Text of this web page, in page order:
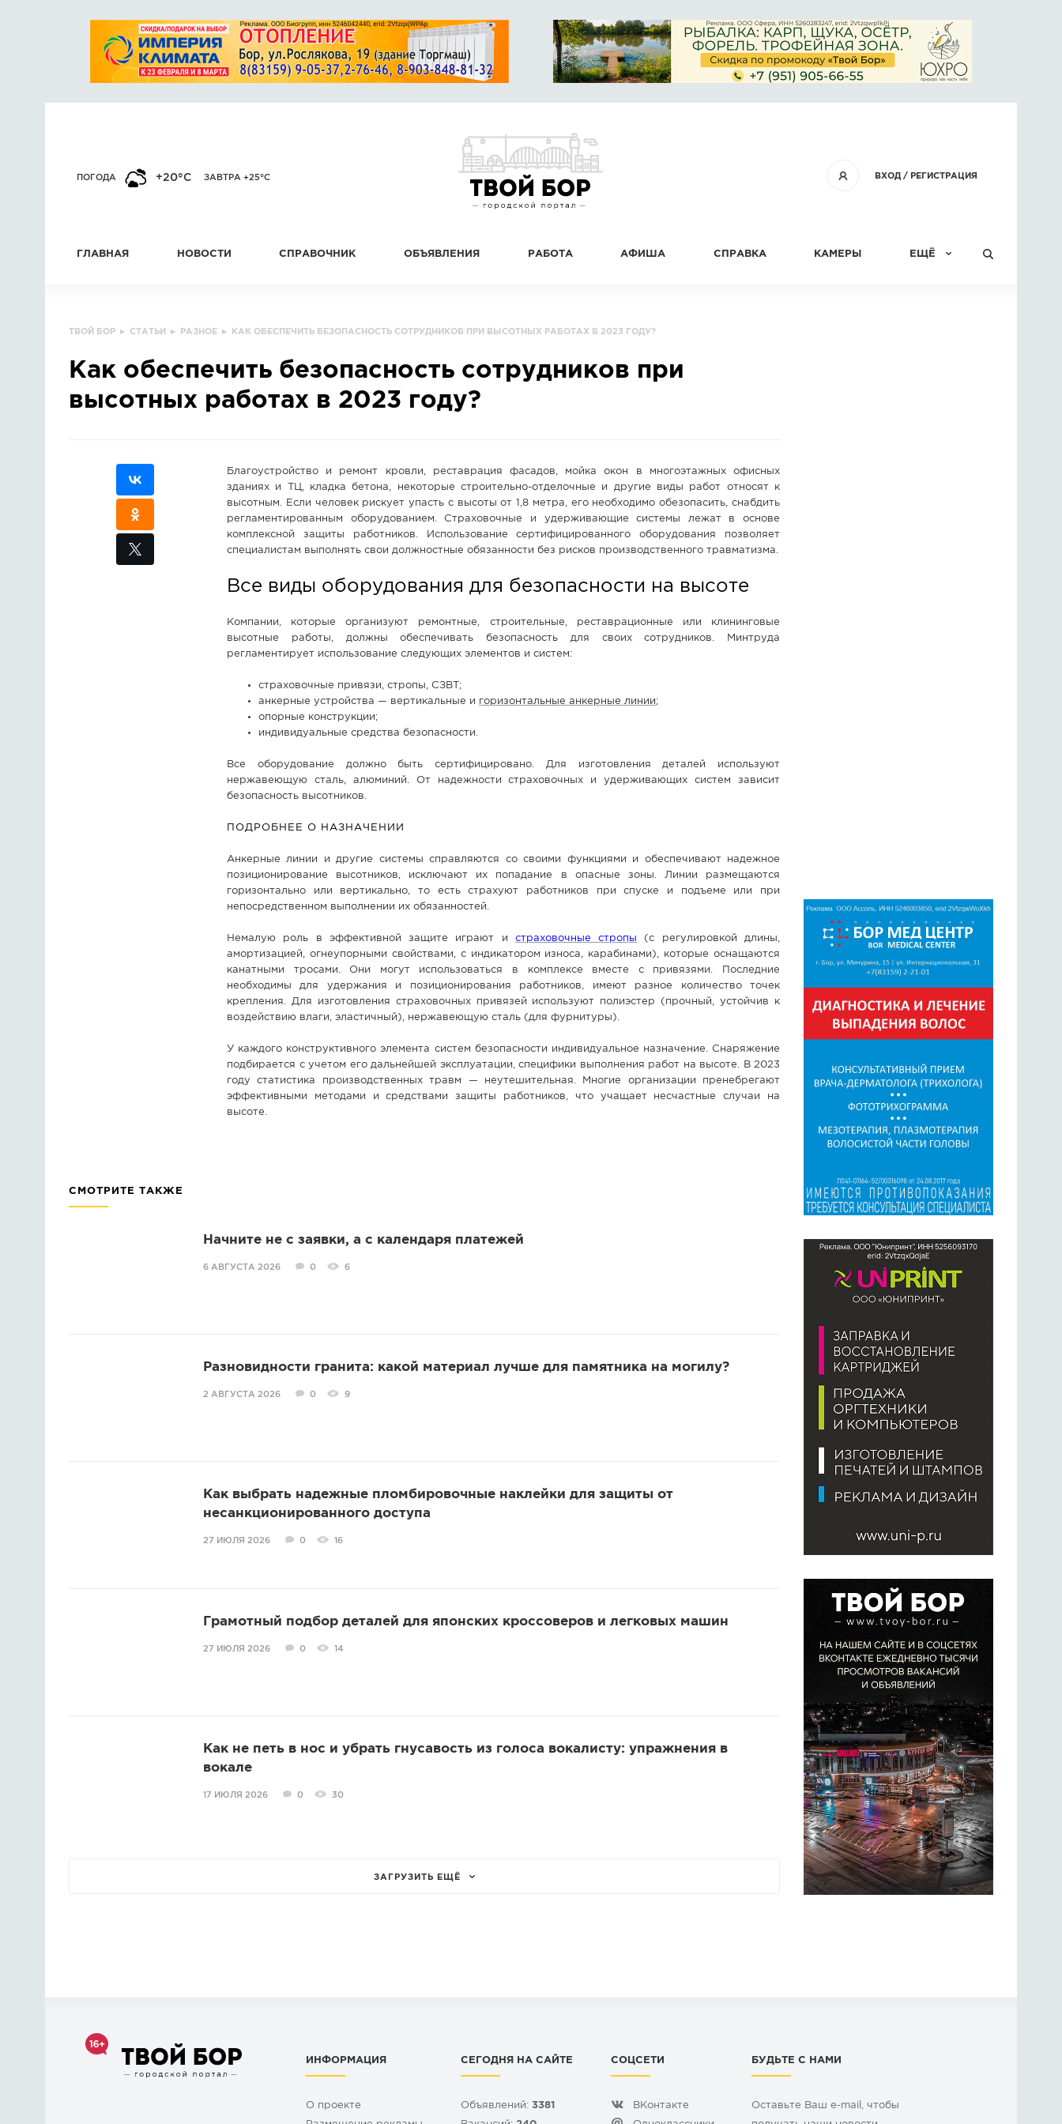
ВХОД/ РЕГИСТРАЦИЯ
ПОГОДА +20°C ЗАВТРА +25°C
ГЛАВНАЯ НОВОСТИ СПРАВОЧНИК ОБЪЯВЛЕНИЯ РАБОТА АФИША СПРАВКА КАМЕРЫ ЕЩЁ
ТВОЙ БОР ▸ СТАТЬИ ▸ РАЗНОЕ ▸ КАК ОБЕСПЕЧИТЬ БЕЗОПАСНОСТЬ СОТРУДНИКОВ ПРИ ВЫСОТНЫХ РАБОТАХ В 2023 ГОДУ?
Как обеспечить безопасность сотрудников при
высотных работах в 2023 году?
Благоустройство и ремонт кровли, реставрация фасадов, мойка окон в многоэтажных офисных
зданиях и ТЦ, кладка бетона, некоторые строительно-отделочные и другие виды работ относят к
высотным. Если человек рискует упасть с высоты от 1,8 метра, его необходимо обезопасить, снабдить
регламентированным оборудованием. Страховочные и удерживающие системы лежат в основе
комплексной защиты работников. Использование сертифицированного оборудования позволяет
специалистам выполнять свои должностные обязанности без рисков производственного травматизма.
Все виды оборудования для безопасности на высоте
Компании, которые организуют ремонтные, строительные, реставрационные или клининговые
высотные работы, должны обеспечивать безопасность для своих сотрудников. Минтруда
регламентирует использование следующих элементов и систем:
страховочные привязи, стропы, СЗВТ;
анкерные устройства — вертикальные и горизонтальные анкерные линии;
опорные конструкции;
индивидуальные средства безопасности.
Все оборудование должно быть сертифицировано. Для изготовления деталей используют
нержавеющую сталь, алюминий. От надежности страховочных и удерживающих систем зависит
безопасность высотников.
ПОДРОБНЕЕ О НАЗНАЧЕНИИ
Анкерные линии и другие системы справляются со своими функциями и обеспечивают надежное
позиционирование высотников, исключают их попадание в опасные зоны. Линии размещаются
горизонтально или вертикально, то есть страхуют работников при спуске и подъеме или при
непосредственном выполнении их обязанностей.
Немалую роль в эффективной защите играют и страховочные стропы
(с регулировкой длины,
амортизацией, огнеупорными свойствами, с индикатором износа, карабинами), которые оснащаются
канатными тросами. Они могут использоваться в комплексе вместе с привязями. Последние
необходимы для удержания и позиционирования работников, имеют разное количество точек
крепления. Для изготовления страховочных привязей используют полиэстер (прочный, устойчив к
воздействию влаги, эластичный), нержавеющую сталь (для фурнитуры).
У каждого конструктивного элемента систем безопасности индивидуальное назначение. Снаряжение
подбирается с учетом его дальнейшей эксплуатации, специфики выполнения работ на высоте. В 2023
году статистика производственных травм — неутешительная. Многие организации пренебрегают
эффективными методами и средствами защиты работников, что учащает несчастные случаи на
высоте.
СМОТРИТЕ ТАКЖЕ
Начните не с заявки, а с календаря платежей
6 АВГУСТА 2026 0 6
Разновидности гранита: какой материал лучше для памятника на могилу?
2 АВГУСТА 2026 0 9
Как выбрать надежные пломбировочные наклейки для защиты от
несанкционированного доступа
27 ИЮЛЯ 2026 0 16
Грамотный подбор деталей для японских кроссоверов и легковых машин
27 ИЮЛЯ 2026 0 14
Как не петь в нос и убрать гнусавость из голоса вокалисту: упражнения в
вокале
17 ИЮЛЯ 2026 0 30
ЗАГРУЗИТЬ ЕЩЁ
ИНФОРМАЦИЯ
О проекте
СЕГОДНЯ НА САЙТЕ
Объявлений: 3381
СОЦСЕТИ
ВКонтакте
БУДЬТЕ С НАМИ
Оставьте Ваш e-mail, чтобы